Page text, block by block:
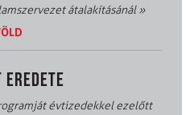
átalakításánál»
évtizedekkel ezelőtt